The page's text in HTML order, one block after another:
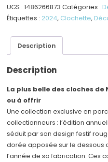
Clochette
2024
UGS :1486266873 Catégories :
Étiquettes : 2024, Clochette,
Description
Description
La plus belle des cloches
ou à offrir
Une collection exclusive en
collectionneurs : l’édition
séduit par son design festif
dorée apposée sur le dessous
l’année de sa fabrication. Ces